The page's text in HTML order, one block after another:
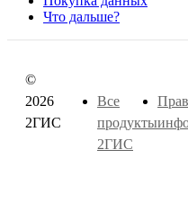
Что дальше?
©
2026
2ГИС
Все
продукты
2ГИС